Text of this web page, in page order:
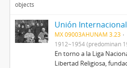
objects
MX 09003AHUNAM 3.23
1912~1954 (predominan
En torno a la Liga
Libertad Religiosa,